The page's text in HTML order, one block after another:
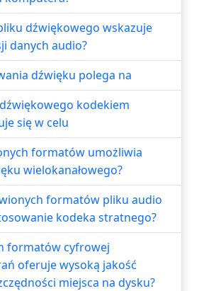
dźwiękowego wskazuje
danych audio?
dźwięku polega na
kodekiem
się w celu
formatów umożliwia
wielokanałowego?
formatów pliku audio
kodeka stratnego?
formatów cyfrowej
oferuje wysoką jakość
miejsca na dysku?